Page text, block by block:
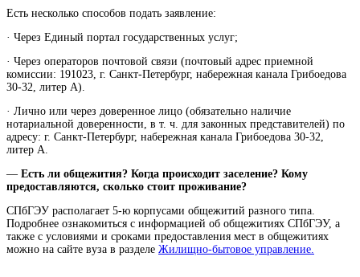
Есть несколько способов подать заявление:
· Через Единый портал государственных услуг;
· Через операторов почтовой связи (почтовый адрес приемной
комиссии: 191023, г. Санкт-Петербург, набережная канала Грибоедова
30-32, литер А).
· Лично или через доверенное лицо (обязательно наличие
нотариальной доверенности, в т. ч. для законных представителей) по
адресу: г. Санкт-Петербург, набережная канала Грибоедова 30-32,
литер А.
— Есть ли общежития? Когда происходит заселение? Кому
предоставляются, сколько стоит проживание?
СПбГЭУ располагает 5-ю корпусами общежитий разного типа.
Подробнее ознакомиться с информацией об общежитиях СПбГЭУ, а
также с условиями и сроками предоставления мест в общежитиях
можно на сайте вуза в разделе Жилищно-бытовое управление.